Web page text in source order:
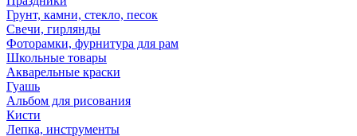
Грунт, камни, стекло, песок
Свечи, гирлянды
Фоторамки, фурнитура для рам
Школьные товары
Акварельные краски
Гуашь
Альбом для рисования
Кисти
Лепка, инструменты